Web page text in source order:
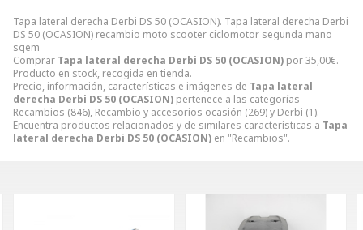
Tapa lateral derecha Derbi DS 50 (OCASION). Tapa lateral derecha Derbi
DS 50 (OCASION) recambio moto scooter ciclomotor segunda mano
sqem
Comprar Tapa lateral derecha Derbi DS 50 (OCASION) por35,00€.
Producto en stock, recogida en tienda.
Precio, información, características e imágenes de Tapa lateral
derecha Derbi DS 50 (OCASION) pertenece a las categorías
Recambios (846), Recambio y accesorios ocasión (269) y Derbi (1).
Encuentra productos relacionados y de similares características a Tapa
lateral derecha Derbi DS 50 (OCASION) en "Recambios".